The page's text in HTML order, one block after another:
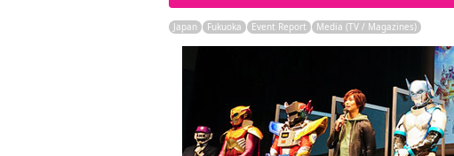
Japan Fukuoka Event Report Media (TV / Magazines)